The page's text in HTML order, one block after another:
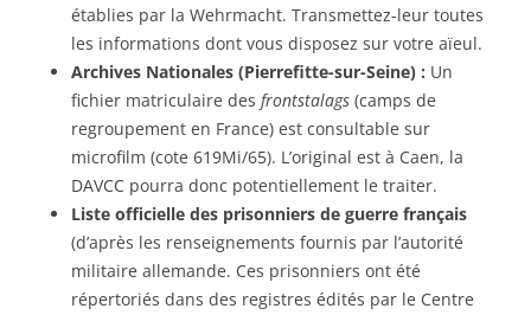
établies par la Wehrmacht. Transmettez-leur toutes
les informations dont vous disposez sur votre aïeul.
Archives Nationales (Pierrefitte-sur-Seine) : Un
fichier matriculaire des frontstalags (camps de
regroupement en France) est consultable sur
microfilm (cote 619Mi/65). L’original est à Caen, la
DAVCC pourra donc potentiellement le traiter.
Liste officielle des prisonniers de guerre français
(d’après les renseignements fournis par l’autorité
militaire allemande. Ces prisonniers ont été
répertoriés dans des registres édités par le Centre